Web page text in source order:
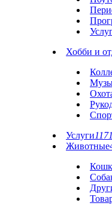
Хобби и
Услуги
Животные